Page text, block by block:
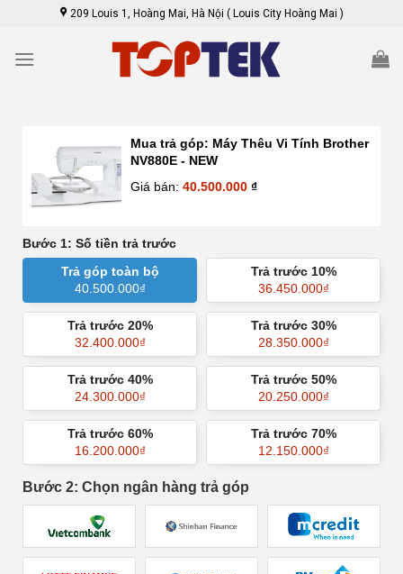
content
209 Louis 1, Hoàng Mai, Hà Nội ( Louis City Hoàng Mai )
Mua trả góp: Máy Thêu Vi Tính Brother
NV880E - NEW
Giá bán: 40.500.000 ₫
Bước 1: Số tiền trả trước
Trả góp toàn bộ
40.500.000₫
Trả trước 10%
36.450.000₫
Trả trước 20%
32.400.000₫
Trả trước 30%
28.350.000₫
Trả trước 40%
24.300.000₫
Trả trước 50%
20.250.000₫
Trả trước 60%
16.200.000₫
Trả trước 70%
12.150.000₫
Bước 2: Chọn ngân hàng trả góp